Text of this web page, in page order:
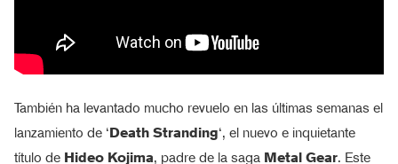
También ha levantado mucho revuelo en las últimas semanas el
lanzamiento de ‘Death Stranding‘, el nuevo e inquietante
título de Hideo Kojima, padre de la saga Metal Gear. Este